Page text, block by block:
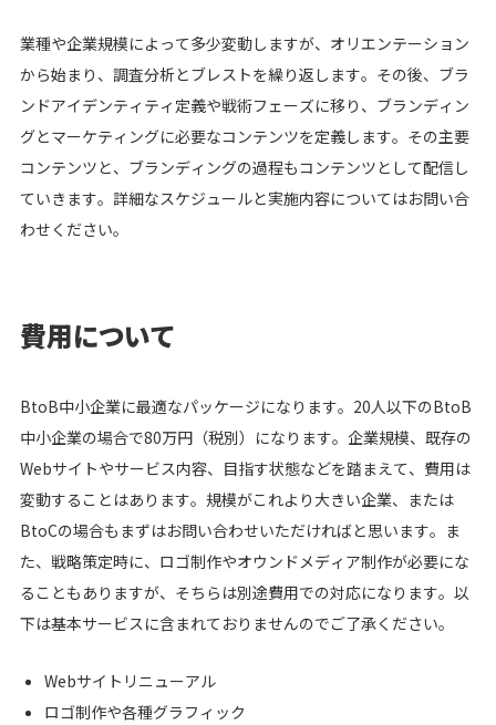
業種や企業規模によって多少変動しますが、オリエンテーション
から始まり、調査分析とブレストを繰り返します。その後、ブラ
ンドアイデンティティ定義や戦術フェーズに移り、ブランディン
グとマーケティングに必要なコンテンツを定義します。その主要
コンテンツと、ブランディングの過程もコンテンツとして配信し
ていきます。詳細なスケジュールと実施内容についてはお問い合
わせください。
費用について
BtoB中小企業に最適なパッケージになります。20人以下のBtoB
中小企業の場合で80万円（税別）になります。企業規模、既存の
Webサイトやサービス内容、目指す状態などを踏まえて、費用は
変動することはあります。規模がこれより大きい企業、または
BtoCの場合もまずはお問い合わせいただければと思います。ま
た、戦略策定時に、ロゴ制作やオウンドメディア制作が必要にな
ることもありますが、そちらは別途費用での対応になります。以
下は基本サービスに含まれておりませんのでご了承ください。
Webサイトリニューアル
ロゴ制作や各種グラフィック